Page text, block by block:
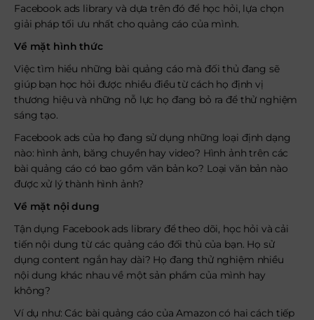
Facebook ads library và dựa trên đó để học hỏi, lựa chọn
giải pháp tối ưu nhất cho quảng cáo của mình.
Về mặt hình thức
Việc tìm hiểu những bài quảng cáo mà đối thủ đang sẽ
giúp bạn học hỏi được nhiều điều từ cách họ định vị
thương hiệu và những nỗ lực họ đang bỏ ra để thử nghiệm
sáng tạo.
Facebook ads của họ đang sử dụng những loại định dạng
nào: hình ảnh, băng chuyền hay video? Hình ảnh trên các
bài quảng cáo có bao gồm văn bản ko? Loại văn bản nào
được xử lý thành hình ảnh?
Về mặt nội dung
Tận dụng Facebook ads library để theo dõi, học hỏi và cải
tiến nội dung từ các quảng cáo đối thủ của bạn. Họ sử
dụng content ngắn hay dài? Họ đang thử nghiệm nhiều
nội dung khác nhau về một sản phẩm của mình hay
không?
Ví dụ như: Các bài quảng cáo của Amazon có hai cách tiếp